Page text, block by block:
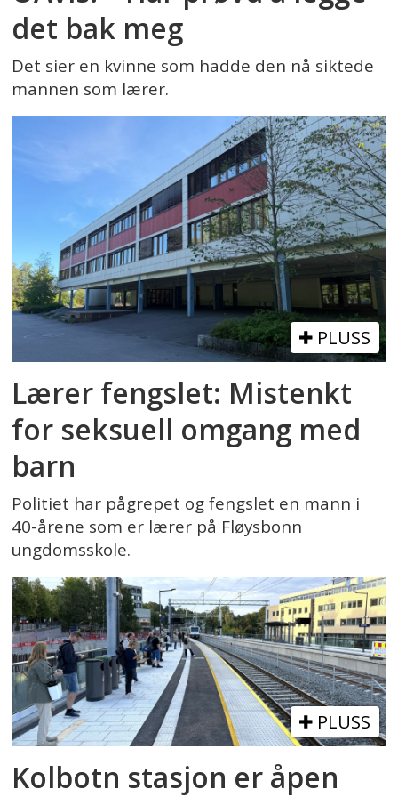
det bak meg
Det sier en kvinne som hadde den nå siktede
mannen som lærer.
PLUSS
Lærer fengslet: Mistenkt
for seksuell omgang med
barn
Politiet har pågrepet og fengslet en mann i
40-årene som er lærer på Fløysbonn
ungdomsskole.
PLUSS
Kolbotn stasjon er åpen